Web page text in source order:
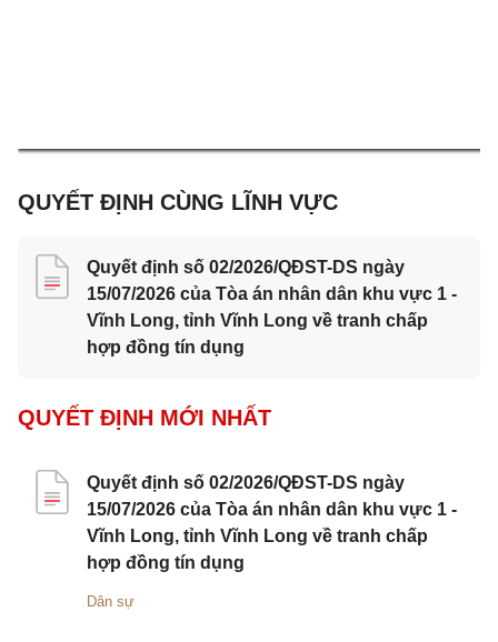
QUYẾT ĐỊNH CÙNG LĨNH VỰC
Quyết định số 02/2026/QĐST-DS ngày
15/07/2026 của Tòa án nhân dân khu vực 1 -
Vĩnh Long, tỉnh Vĩnh Long về tranh chấp
hợp đồng tín dụng
QUYẾT ĐỊNH MỚI NHẤT
Quyết định số 02/2026/QĐST-DS ngày
15/07/2026 của Tòa án nhân dân khu vực 1 -
Vĩnh Long, tỉnh Vĩnh Long về tranh chấp
hợp đồng tín dụng
Dân sự